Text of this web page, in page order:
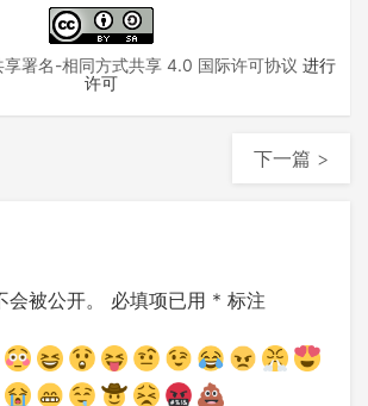
享署名-相同方式共享 4.0 国际许可协议 进行
许可
下一篇 >
被公开。 必填项已用 * 标注